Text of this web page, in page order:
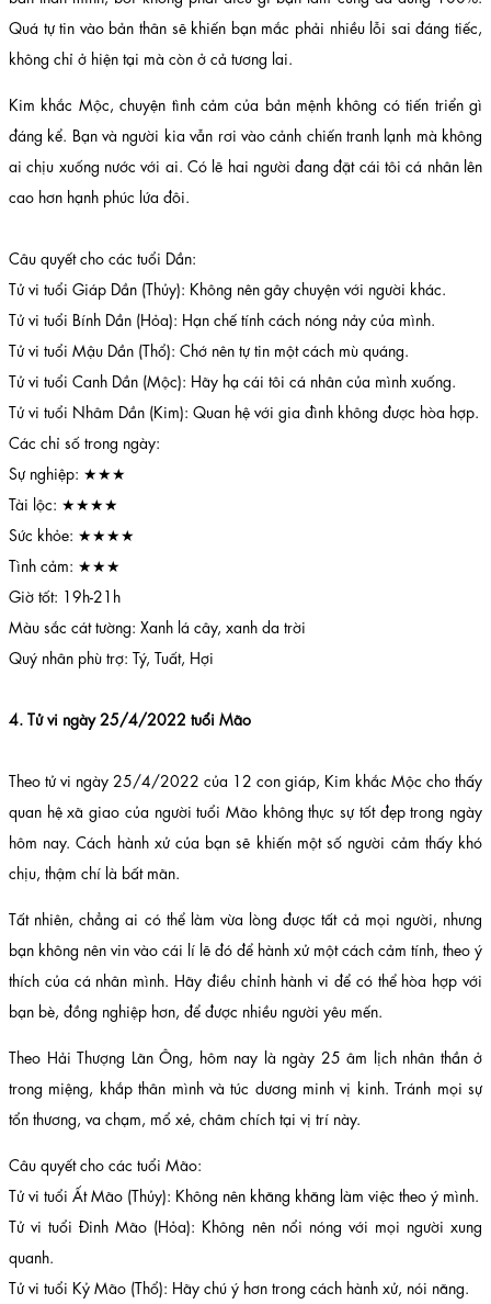
Quá tự tin vào bản thân sẽ khiến bạn mắc phải nhiều lỗi sai đáng tiếc,
không chỉ ở hiện tại mà còn ở cả tương lai.
Kim khắc Mộc, chuyện tình cảm của bản mệnh không có tiến triển gì
đáng kể. Bạn và người kia vẫn rơi vào cảnh chiến tranh lạnh mà không
ai chịu xuống nước với ai. Có lẽ hai người đang đặt cái tôi cá nhân lên
cao hơn hạnh phúc lứa đôi.
Câu quyết cho các tuổi Dần:
Tử vi tuổi Giáp Dần (Thủy): Không nên gây chuyện với người khác.
Tử vi tuổi Bính Dần (Hỏa): Hạn chế tính cách nóng nảy của mình.
Tử vi tuổi Mậu Dần (Thổ): Chớ nên tự tin một cách mù quáng.
Tử vi tuổi Canh Dần (Mộc): Hãy hạ cái tôi cá nhân của mình xuống.
Tử vi tuổi Nhâm Dần (Kim): Quan hệ với gia đình không được hòa hợp.
Các chỉ số trong ngày:
Sự nghiệp: ★★★
Tài lộc: ★★★★
Sức khỏe: ★★★★
Tình cảm: ★★★
Giờ tốt: 19h-21h
Màu sắc cát tường: Xanh lá cây, xanh da trời
Quý nhân phù trợ: Tý, Tuất, Hợi
4. Tử vi ngày 25/4/2022 tuổi Mão
Theo tử vi ngày 25/4/2022 của 12 con giáp, Kim khắc Mộc cho thấy
quan hệ xã giao của người tuổi Mão không thực sự tốt đẹp trong ngày
hôm nay. Cách hành xử của bạn sẽ khiến một số người cảm thấy khó
chịu, thậm chí là bất mãn.
Tất nhiên, chẳng ai có thể làm vừa lòng được tất cả mọi người, nhưng
bạn không nên vin vào cái lí lẽ đó để hành xử một cách cảm tính, theo ý
thích của cá nhân mình. Hãy điều chỉnh hành vi để có thể hòa hợp với
bạn bè, đồng nghiệp hơn, để được nhiều người yêu mến.
Theo Hải Thượng Lãn Ông, hôm nay là ngày 25 âm lịch nhân thần ở
trong miệng, khắp thân mình và túc dương minh vị kinh. Tránh mọi sự
tổn thương, va chạm, mổ xẻ, châm chích tại vị trí này.
Câu quyết cho các tuổi Mão:
Tử vi tuổi Ất Mão (Thủy): Không nên khăng khăng làm việc theo ý mình.
Tử vi tuổi Đinh Mão (Hỏa): Không nên nổi nóng với mọi người xung
quanh.
Tử vi tuổi Kỷ Mão (Thổ): Hãy chú ý hơn trong cách hành xử, nói năng.